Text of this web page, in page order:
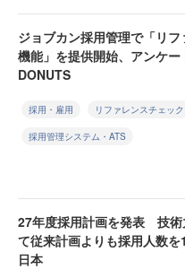
ジョブカン採用管理で「リフ
機能」を提供開始、アンケ
DONUTS
採用・雇用 リファレンスチェック
採用管理システム・ATS
27年度採用計画を発表 技術
て従来計画よりも採用人数
日本